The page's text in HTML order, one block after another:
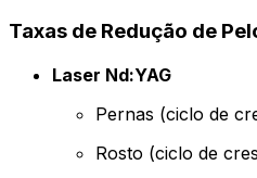
Taxas de Redução de
Laser Nd:YAG
Pernas (ciclo de
Rosto (ciclo de